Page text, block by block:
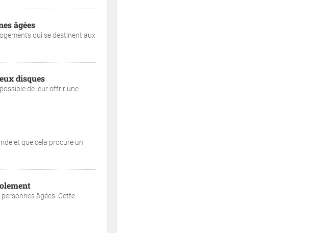
âgées
qui se destinent aux
disques
de leur offrir une
et que cela procure un
âgées. Cette